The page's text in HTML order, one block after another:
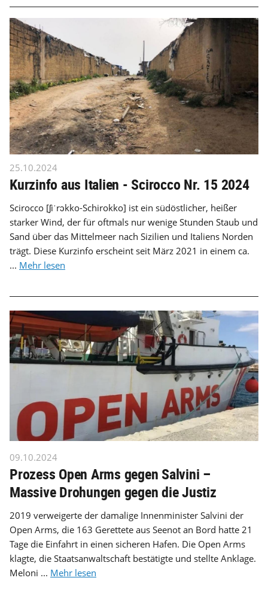
25.10.2024
Kurzinfo aus Italien - Scirocco Nr. 15 2024
Scirocco [ʃiˈrɔkko-Schirokko] ist ein südöstlicher, heißer
starker Wind, der für oftmals nur wenige Stunden Staub und
Sand über das Mittelmeer nach Sizilien und Italiens Norden
trägt. Diese Kurzinfo erscheint seit März 2021 in einem ca.
... Mehr lesen
09.10.2024
Prozess Open Arms gegen Salvini –
Massive Drohungen gegen die Justiz
2019 verweigerte der damalige Innenminister Salvini der
Open Arms, die 163 Gerettete aus Seenot an Bord hatte 21
Tage die Einfahrt in einen sicheren Hafen. Die Open Arms
klagte, die Staatsanwaltschaft bestätigte und stellte Anklage.
Meloni ... Mehr lesen